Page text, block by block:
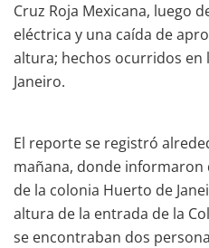
Cruz Roja Mexicana, luego
eléctrica y una caída de
altura; hechos ocurridos en
Janeiro.
El reporte se registró
mañana, donde informaron
de la colonia Huerto de
altura de la entrada de la
se encontraban dos